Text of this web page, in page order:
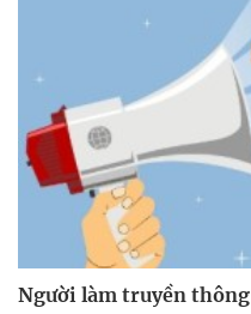
Người làm truyền thông